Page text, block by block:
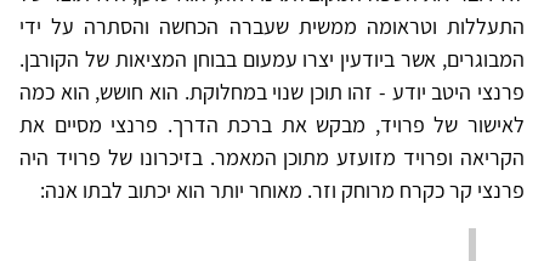
התעללות וטראומה ממשית שעברה הכחשה והסתרה על ידי
המבוגרים, אשר ביודעין יצרו עמעום בבוחן המציאות של הקורבן.
פרנצי היטב יודע - זהו תוכן שנוי במחלוקת. הוא חושש, הוא כמה
לאישור של פרויד, מבקש את ברכת הדרך. פרנצי מסיים את
הקריאה ופרויד מזועזע מתוכן המאמר. בזיכרונו של פרויד היה
פרנצי קר כקרח מרוחק וזר. מאוחר יותר הוא יכתוב לבתו אנה: